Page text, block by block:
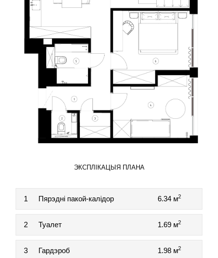
ЭКСПЛІКАЦЫЯ ПЛАНА
1 Пярэдні пакой-калідор 6.34 м2
2 Туалет 1.69 м2
3 Гардэроб 1.98 м2